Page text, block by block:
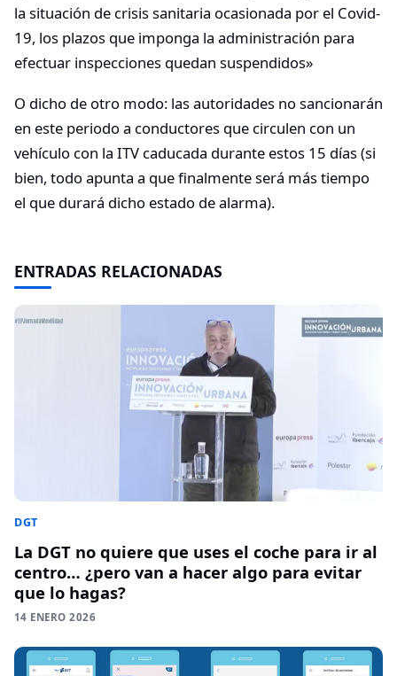
la situación de crisis sanitaria ocasionada por el Covid-
19, los plazos que imponga la administración para
efectuar inspecciones quedan suspendidos»
O dicho de otro modo: las autoridades no sancionarán
en este periodo a conductores que circulen con un
vehículo con la ITV caducada durante estos 15 días (si
bien, todo apunta a que finalmente será más tiempo
el que durará dicho estado de alarma).
ENTRADAS RELACIONADAS
DGT
La DGT no quiere que uses el coche para ir al
centro… ¿pero van a hacer algo para evitar
que lo hagas?
14 ENERO 2026